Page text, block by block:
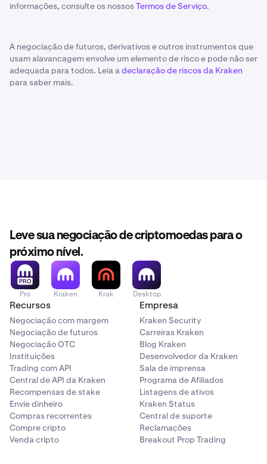
informações, consulte os nossosTermos de Serviço.
A negociação de futuros, derivativos e outros instrumentos que
usam alavancagem envolve um elemento de risco e pode não ser
adequada para todos. Leia adeclaração de riscos da Kraken
para saber mais.
Leve sua negociação de criptomoedas para o
próximo nível.
Pro Kraken Krak Desktop
Recursos
Negociação com margem
Negociação de futuros
Negociação OTC
Instituições
Trading com API
Central de API da Kraken
Recompensas de stake
Envie dinheiro
Compras recorrentes
Compre cripto
Venda cripto
Empresa
Kraken Security
Carreiras Kraken
Blog Kraken
Desenvolvedor da Kraken
Sala de imprensa
Programa de Afiliados
Listagens de ativos
Kraken Status
Central de suporte
Reclamações
Breakout Prop Trading